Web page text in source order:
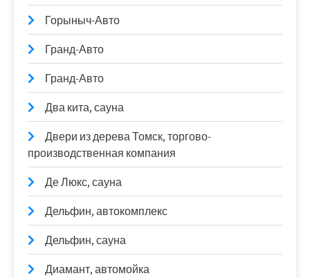
Горыныч-Авто
Гранд-Авто
Гранд-Авто
Два кита, сауна
Двери из дерева Томск, торгово-
производственная компания
Де Люкс, сауна
Дельфин, автокомплекс
Дельфин, сауна
Диамант, автомойка